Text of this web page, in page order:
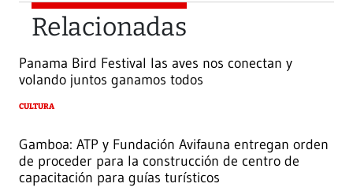
Relacionadas
Panama Bird Festival las aves nos conectan y
volando juntos ganamos todos
CULTURA
Gamboa: ATP y Fundación Avifauna entregan orden
de proceder para la construcción de centro de
capacitación para guías turísticos